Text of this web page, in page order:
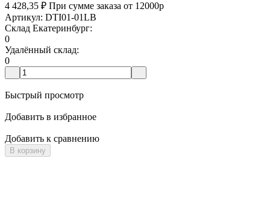
4 428,35 ₽ При сумме заказа от 12000р
Артикул: DTI01-01LB
Склад Екатеринбург:
0
Удалённый склад:
0
Быстрый просмотр
Добавить в избранное
Добавить к сравнению
В корзину